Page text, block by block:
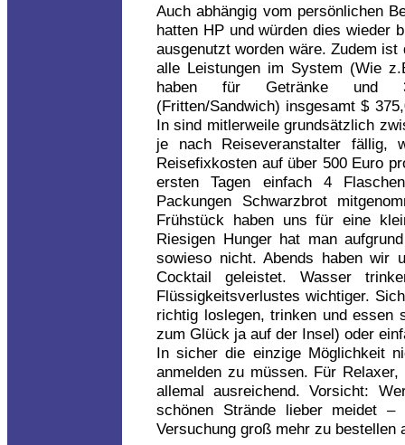
Auch abhängig vom persönlichen
hatten HP und würden dies wieder
ausgenutzt worden wäre. Zudem
alle Leistungen im System (Wie
haben für Getränke und 3-
(Fritten/Sandwich) insgesamt $
In sind mitlerweile grundsätzlich
je nach Reiseveranstalter fällig,
Reisefixkosten auf über 500 Euro
ersten Tagen einfach 4
Packungen Schwarzbrot
Frühstück haben uns für eine
Riesigen Hunger hat man
sowieso nicht. Abends haben wir
Cocktail geleistet. Wasser
Flüssigkeitsverlustes wichtiger.
richtig loslegen, trinken und
zum Glück ja auf der Insel) oder
In sicher die einzige Möglichkeit
anmelden zu müssen. Für
allemal ausreichend. Vorsicht:
schönen Strände lieber meidet
Versuchung groß mehr zu bestellen